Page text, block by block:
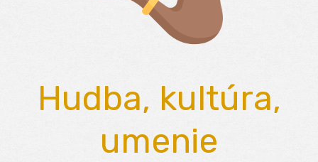
Hudba, kultúra,
umenie